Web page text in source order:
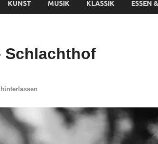
KUNST MUSIK KLASSIK ESSEN
Schlachthof